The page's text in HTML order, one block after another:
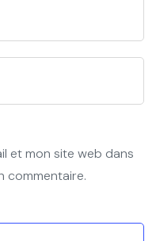
et mon site web dans
commentaire.